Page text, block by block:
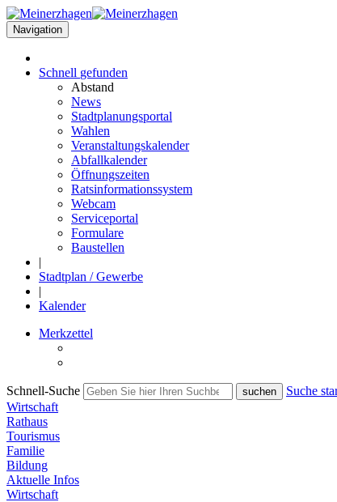
Navigation
Schnell gefunden
Abstand
News
Stadtplanungsportal
Wahlen
Veranstaltungskalender
Abfallkalender
Öffnungszeiten
Ratsinformationssystem
Webcam
Serviceportal
Formulare
Baustellen
|
Stadtplan / Gewerbe
|
Kalender
Merkzettel
Schnell-Suche
Suche
Wirtschaft
Rathaus
Tourismus
Familie
Bildung
Aktuelle Infos
Wirtschaft